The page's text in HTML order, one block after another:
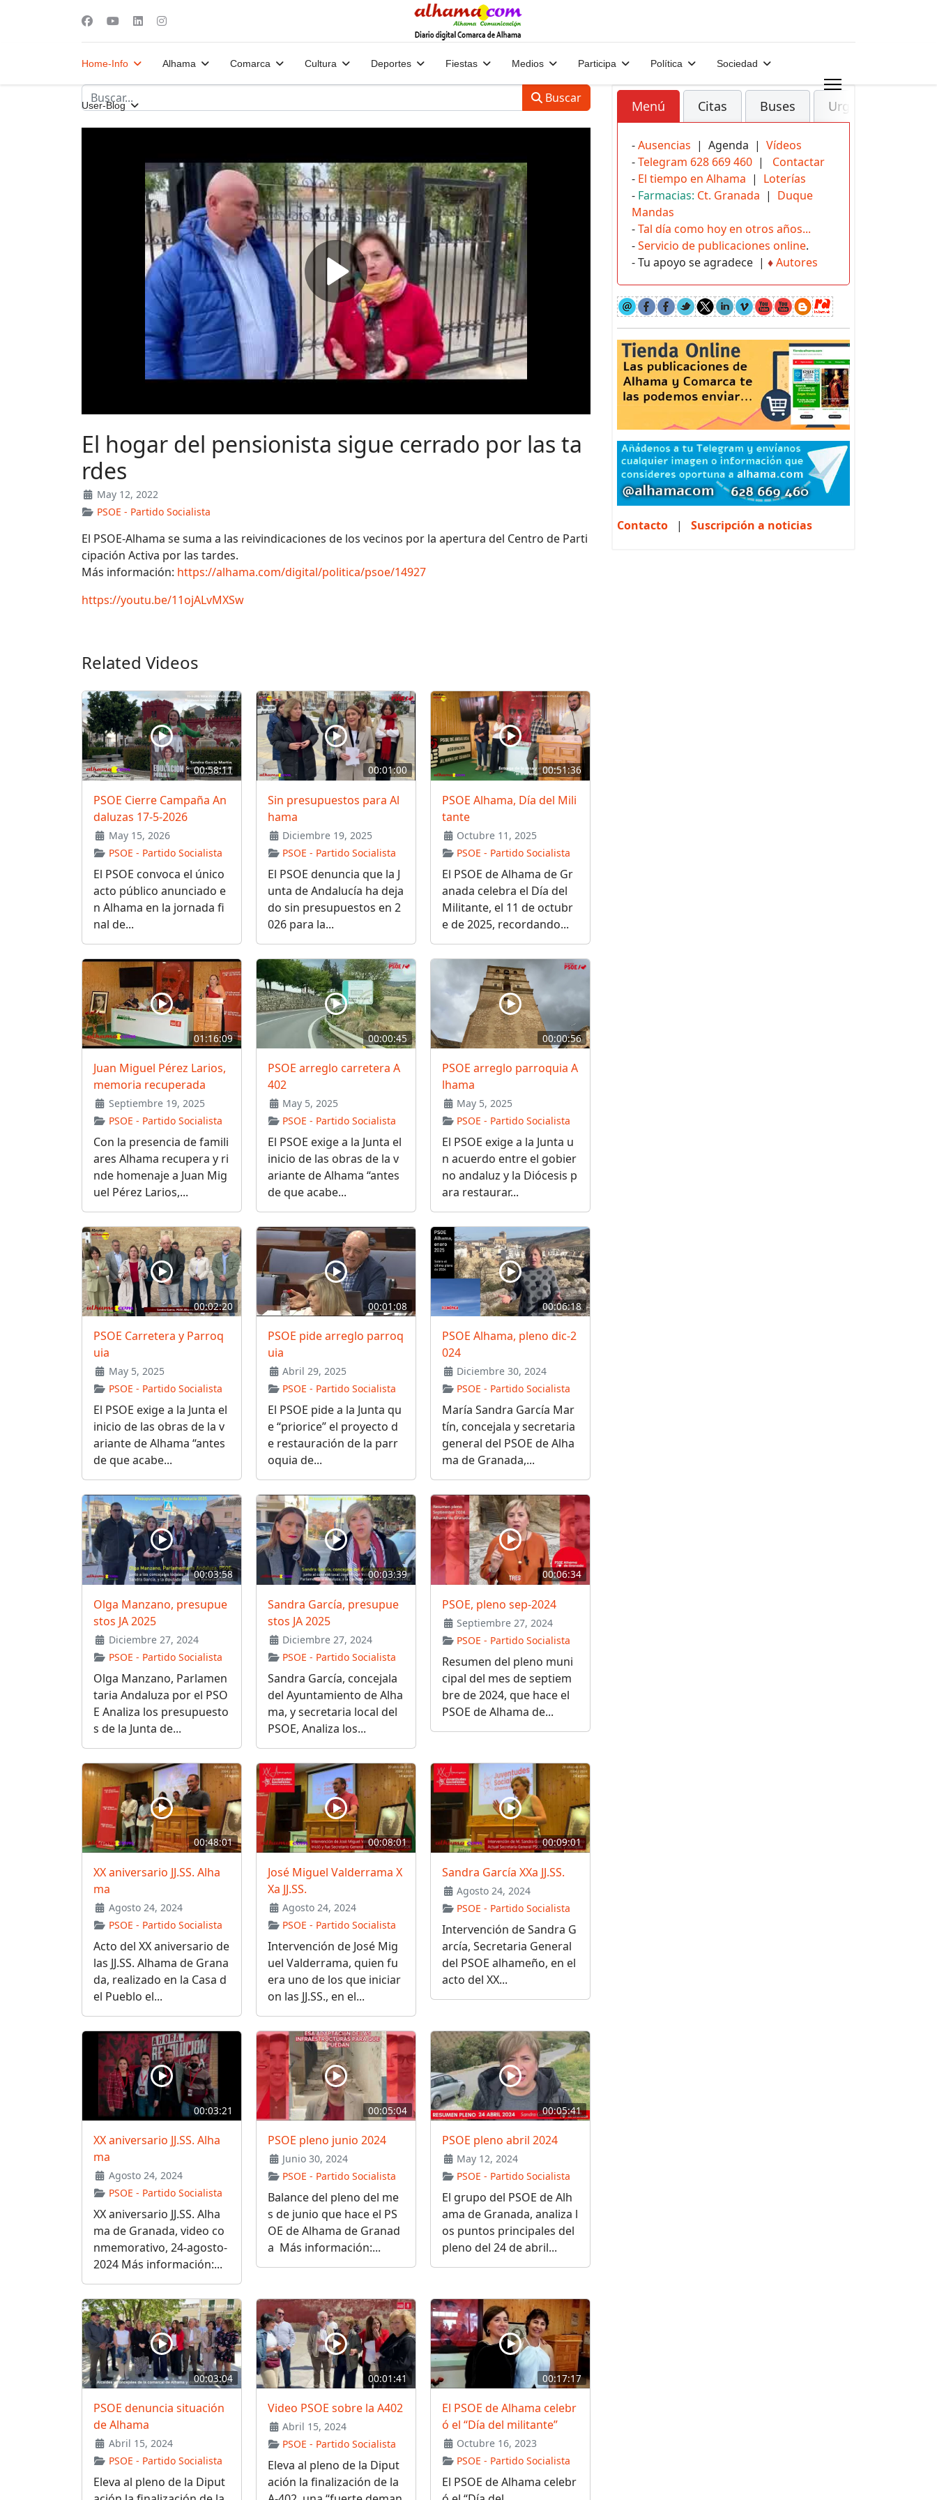
Home-Info Alhama Comarca Cultura Deportes Fiestas Medios Participa Política Sociedad
User-Blog Buscar
El hogar del pensionista sigue cerrado por las ta
rdes
May 12, 2022
PSOE - Partido Socialista
El PSOE-Alhama se suma a las reivindicaciones de los vecinos por la apertura del Centro de Parti
cipación Activa por las tardes.
Más información: https://alhama.com/digital/politica/psoe/14927
https://youtu.be/11ojALvMXSw
Related Videos
00:58:11
PSOE Cierre Campaña An
daluzas 17-5-2026
May 15, 2026
PSOE - Partido Socialista
El PSOE convoca el único
acto público anunciado e
n Alhama en la jornada fi
nal de...
00:01:00
Sin presupuestos para Al
hama
Diciembre 19, 2025
PSOE - Partido Socialista
El PSOE denuncia que la J
unta de Andalucía ha deja
do sin presupuestos en 2
026 para la...
00:51:36
PSOE Alhama, Día del Mili
tante
Octubre 11, 2025
PSOE - Partido Socialista
El PSOE de Alhama de Gr
anada celebra el Día del
Militante, el 11 de octubr
e de 2025, recordando...
01:16:09
Juan Miguel Pérez Larios,
memoria recuperada
Septiembre 19, 2025
PSOE - Partido Socialista
Con la presencia de famili
ares Alhama recupera y ri
nde homenaje a Juan Mig
uel Pérez Larios,...
00:00:45
PSOE arreglo carretera A
402
May 5, 2025
PSOE - Partido Socialista
El PSOE exige a la Junta el
inicio de las obras de la v
ariante de Alhama “antes
de que acabe...
00:00:56
PSOE arreglo parroquia A
lhama
May 5, 2025
PSOE - Partido Socialista
El PSOE exige a la Junta u
n acuerdo entre el gobier
no andaluz y la Diócesis p
ara restaurar...
00:02:20
PSOE Carretera y Parroq
uia
May 5, 2025
PSOE - Partido Socialista
El PSOE exige a la Junta el
inicio de las obras de la v
ariante de Alhama “antes
de que acabe...
00:01:08
PSOE pide arreglo parroq
uia
Abril 29, 2025
PSOE - Partido Socialista
El PSOE pide a la Junta qu
e “priorice” el proyecto d
e restauración de la parr
oquia de...
00:06:18
PSOE Alhama, pleno dic-2
024
Diciembre 30, 2024
PSOE - Partido Socialista
María Sandra García Mar
tín, concejala y secretaria
general del PSOE de Alha
ma de Granada,...
00:03:58
Olga Manzano, presupue
stos JA 2025
Diciembre 27, 2024
PSOE - Partido Socialista
Olga Manzano, Parlamen
taria Andaluza por el PSO
E Analiza los presupuesto
s de la Junta de...
00:03:39
Sandra García, presupue
stos JA 2025
Diciembre 27, 2024
PSOE - Partido Socialista
Sandra García, concejala
del Ayuntamiento de Alha
ma, y secretaria local del
PSOE, Analiza los...
00:06:34
PSOE, pleno sep-2024
Septiembre 27, 2024
PSOE - Partido Socialista
Resumen del pleno muni
cipal del mes de septiem
bre de 2024, que hace el
PSOE de Alhama de...
00:48:01
XX aniversario JJ.SS. Alha
ma
Agosto 24, 2024
PSOE - Partido Socialista
Acto del XX aniversario de
las JJ.SS. Alhama de Grana
da, realizado en la Casa d
el Pueblo el...
00:08:01
José Miguel Valderrama X
Xa JJ.SS.
Agosto 24, 2024
PSOE - Partido Socialista
Intervención de José Mig
uel Valderrama, quien fu
era uno de los que iniciar
on las JJ.SS., en el...
00:09:01
Sandra García XXa JJ.SS.
Agosto 24, 2024
PSOE - Partido Socialista
Intervención de Sandra G
arcía, Secretaria General
del PSOE alhameño, en el
acto del XX...
00:03:21
XX aniversario JJ.SS. Alha
ma
Agosto 24, 2024
PSOE - Partido Socialista
XX aniversario JJ.SS. Alha
ma de Granada, video co
nmemorativo, 24-agosto-
2024 Más información:...
00:05:04
PSOE pleno junio 2024
Junio 30, 2024
PSOE - Partido Socialista
Balance del pleno del me
s de junio que hace el PS
OE de Alhama de Granad
a Más información:...
00:05:41
PSOE pleno abril 2024
May 12, 2024
PSOE - Partido Socialista
El grupo del PSOE de Alh
ama de Granada, analiza l
os puntos principales del
pleno del 24 de abril...
00:03:04
PSOE denuncia situación
de Alhama
Abril 15, 2024
PSOE - Partido Socialista
Eleva al pleno de la Diput
00:01:41
Video PSOE sobre la A402
Abril 15, 2024
PSOE - Partido Socialista
Eleva al pleno de la Diput
ación la finalización de la
00:17:17
El PSOE de Alhama celebr
ó el “Día del militante”
Octubre 16, 2023
PSOE - Partido Socialista
El PSOE de Alhama celebr
Menú Citas Buses Urgencias
-Ausencias | Agenda | Vídeos
-Telegram 628 669 460 | Contactar
- El tiempo en Alhama | Loterías
- Farmacias: Ct. Granada | Duque
Mandas
-Tal día como hoy en otros años...
-Servicio de publicaciones online.
- Tu apoyo se agradece | ♦Autores
Contacto | Suscripción a noticias